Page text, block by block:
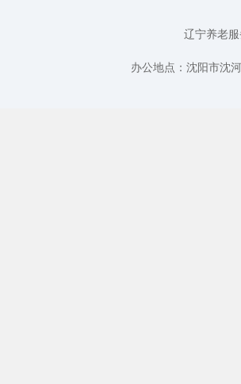
辽宁养老
办公地点：沈阳市沈